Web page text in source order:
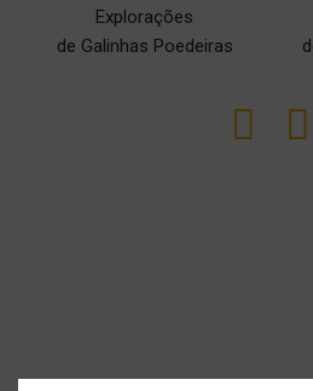
Explorações
de Galinhas Poedeiras